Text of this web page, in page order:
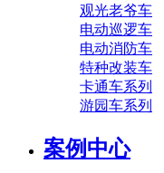
观光老爷车
电动巡逻车
电动消防车
特种改装车
卡通车系列
游园车系列
案例中心